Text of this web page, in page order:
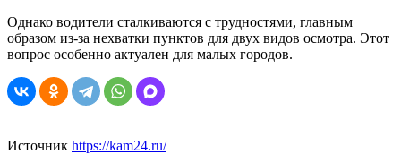
Однако водители сталкиваются с трудностями, главным
образом из-за нехватки пунктов для двух видов осмотра. Этот
вопрос особенно актуален для малых городов.
Источник https://kam24.ru/